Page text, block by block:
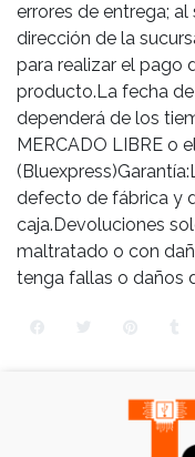
errores de entrega;
dirección de la
para realizar el pago
producto.La fecha
dependerá de los
MERCADO LIBRE o
defecto de fábrica y
caja.Devoluciones
maltratado o con
tenga fallas o daños